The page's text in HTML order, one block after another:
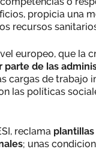
propicia una
recursos
europeo, que la
de las
cargas de trabajo
las políticas
reclama
; unas